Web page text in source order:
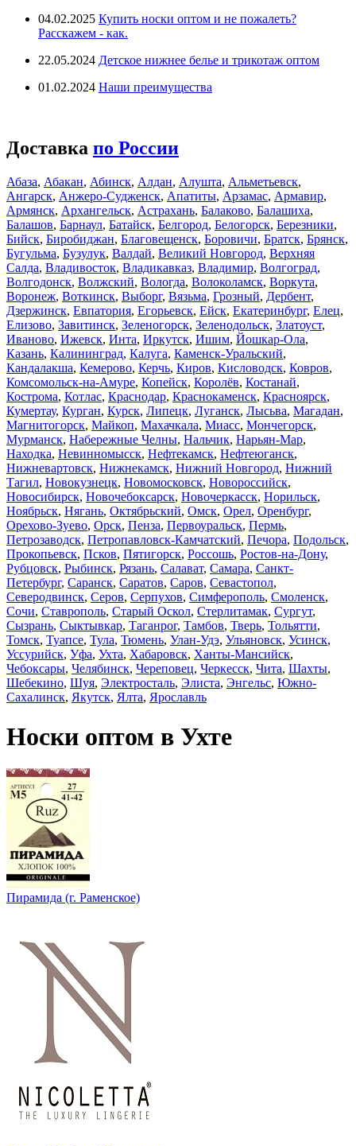
04.02.2025 Купить носки оптом и не пожалеть?
Расскажем - как.
22.05.2024 Детское нижнее белье и трикотаж оптом
01.02.2024 Наши преимущества
Доставка по России
Абаза, Абакан, Абинск, Алдан, Алушта, Альметьевск,
Ангарск, Анжеро-Судженск, Апатиты, Арзамас, Армавир,
Армянск, Архангельск, Астрахань, Балаково, Балашиха,
Балашов, Барнаул, Батайск, Белгород, Белогорск, Березники,
Бийск, Биробиджан, Благовещенск, Боровичи, Братск, Брянск,
Бугульма, Бузулук, Валдай, Великий Новгород, Верхняя
Салда, Владивосток, Владикавказ, Владимир, Волгоград,
Волгодонск, Волжский, Вологда, Волоколамск, Воркута,
Воронеж, Воткинск, Выборг, Вязьма, Грозный, Дербент,
Дзержинск, Евпатория, Егорьевск, Ейск, Екатеринбург, Елец,
Елизово, Завитинск, Зеленогорск, Зеленодольск, Златоуст,
Иваново, Ижевск, Инта, Иркутск, Ишим, Йошкар-Ола,
Казань, Калининград, Калуга, Каменск-Уральский,
Кандалакша, Кемерово, Керчь, Киров, Кисловодск, Ковров,
Комсомольск-на-Амуре, Копейск, Королёв, Костанай,
Кострома, Котлас, Краснодар, Краснокаменск, Красноярск,
Кумертау, Курган, Курск, Липецк, Луганск, Лысьва, Магадан,
Магнитогорск, Майкоп, Махачкала, Миасс, Мончегорск,
Мурманск, Набережные Челны, Нальчик, Нарьян-Мар,
Находка, Невинномысск, Нефтекамск, Нефтеюганск,
Нижневартовск, Нижнекамск, Нижний Новгород, Нижний
Тагил, Новокузнецк, Новомосковск, Новороссийск,
Новосибирск, Новочебоксарск, Новочеркасск, Норильск,
Ноябрьск, Нягань, Октябрьский, Омск, Орел, Оренбург,
Орехово-Зуево, Орск, Пенза, Первоуральск, Пермь,
Петрозаводск, Петропавловск-Камчатский, Печора, Подольск,
Прокопьевск, Псков, Пятигорск, Россошь, Ростов-на-Дону,
Рубцовск, Рыбинск, Рязань, Салават, Самара, Санкт-
Петербург, Саранск, Саратов, Саров, Севастопол,
Северодвинск, Серов, Серпухов, Симферополь, Смоленск,
Сочи, Ставрополь, Старый Оскол, Стерлитамак, Сургут,
Сызрань, Сыктывкар, Таганрог, Тамбов, Тверь, Тольятти,
Томск, Туапсе, Тула, Тюмень, Улан-Удэ, Ульяновск, Усинск,
Уссурийск, Уфа, Ухта, Хабаровск, Ханты-Мансийск,
Чебоксары, Челябинск, Череповец, Черкесск, Чита, Шахты,
Шебекино, Шуя, Электросталь, Элиста, Энгельс, Южно-
Сахалинск, Якутск, Ялта, Ярославль
Носки оптом в Ухте
Пирамида (г. Раменское)